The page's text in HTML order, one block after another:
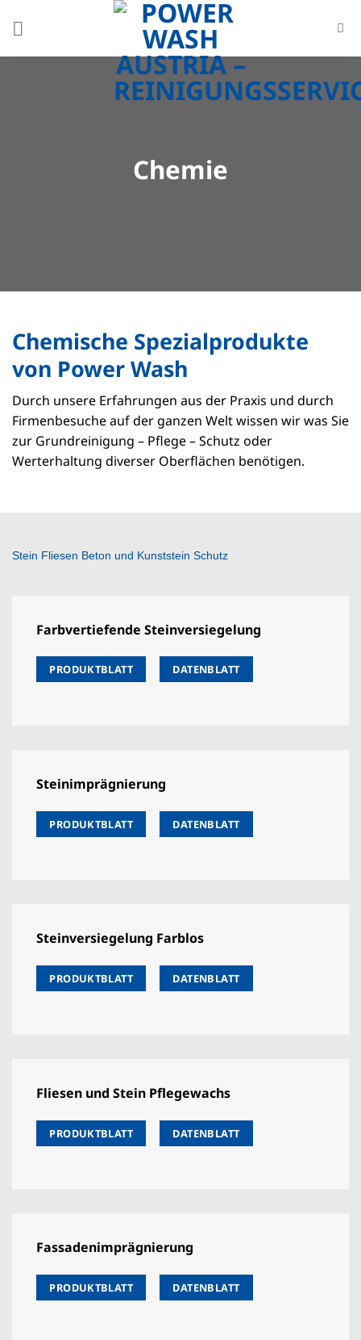
Inhalt
Chemie
Chemische Spezialprodukte
von Power Wash
Durch unsere Erfahrungen aus der Praxis und durch
Firmenbesuche auf der ganzen Welt wissen wir was Sie
zur Grundreinigung – Pflege – Schutz oder
Werterhaltung diverser Oberflächen benötigen.
Stein Fliesen Beton und Kunststein Schutz
Farbvertiefende Steinversiegelung
PRODUKTBLATT DATENBLATT
Steinimprägnierung
PRODUKTBLATT DATENBLATT
Steinversiegelung Farblos
PRODUKTBLATT DATENBLATT
Fliesen und Stein Pflegewachs
PRODUKTBLATT DATENBLATT
Fassadenimprägnierung
PRODUKTBLATT DATENBLATT